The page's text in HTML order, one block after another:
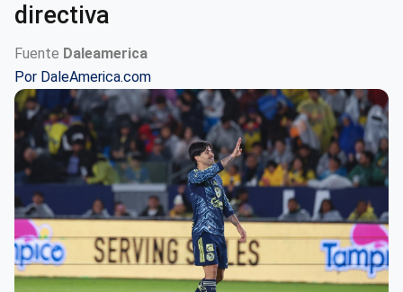
directiva
Fuente Daleamerica
Por DaleAmerica.com